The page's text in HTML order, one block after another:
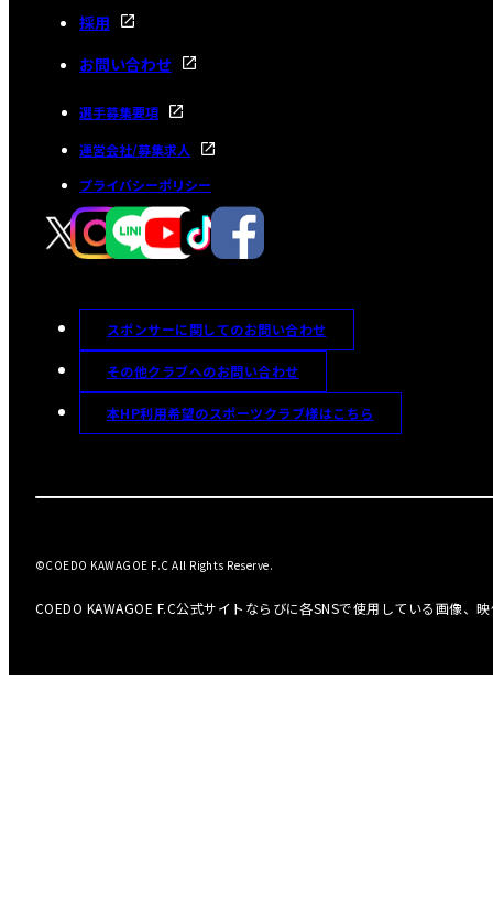
採用
お問い合わせ
選手募集要項
運営会社/募集求人
プライバシーポリシー
スポンサーに関してのお問い合わせ
その他クラブへのお問い合わせ
本HP利用希望のスポーツクラブ様はこちら
COEDO KAWAGOE F.C公式サイトならびに各SNSで使用している画像、
©COEDO KAWAGOE F.C All Rights Reserve.